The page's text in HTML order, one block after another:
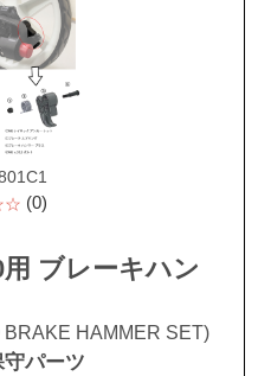
(0)
ブレーキハン
BRAKE HAMMER SET)
パーツ